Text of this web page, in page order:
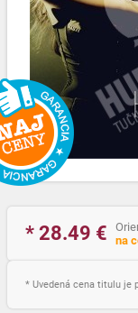
* 28.49 €
na
* Uvedená cena titulu je